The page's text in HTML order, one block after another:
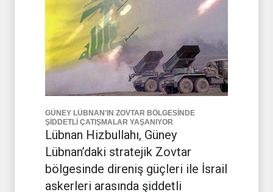
GÜNEY LÜBNAN'IN ZOVTAR BÖLGESİNDE
ŞİDDETLİ ÇATIŞMALAR YAŞANIYOR
Lübnan Hizbullahı, Güney
Lübnan’daki stratejik Zovtar
bölgesinde direniş güçleri ile İsrail
askerleri arasında şiddetli